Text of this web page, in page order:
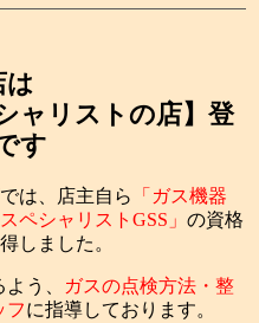
は
ャリストの店】登
す
は、店主自ら
「ガス機器
ペシャリストGSS」の資格
しました。
う、
ガスの点検方法・整
フに指導しております。